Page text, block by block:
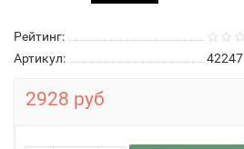
Рейтинг:
Артикул:
42247
2928 руб